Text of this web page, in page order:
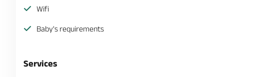
Wifi
Baby's requirements
Services